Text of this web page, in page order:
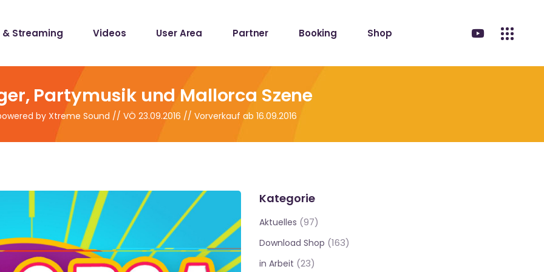
& Streaming Videos User Area Partner Booking Shop
Partymusik und Mallorca Szene
by Xtreme Sound // VÖ 23.09.2016 // Vorverkauf ab 16.09.2016
Kategorie
Aktuelles (97)
Download Shop (163)
in Arbeit (23)